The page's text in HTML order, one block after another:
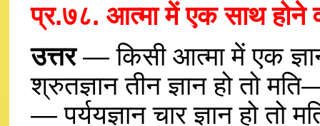
प्र.७८. आत्मा में एक साथ होने
उत्तर— किसी आत्मा में एक ज्ञान
श्रुतज्ञान तीन ज्ञान हो तो
— पर्ययज्ञान चार ज्ञान हो तो